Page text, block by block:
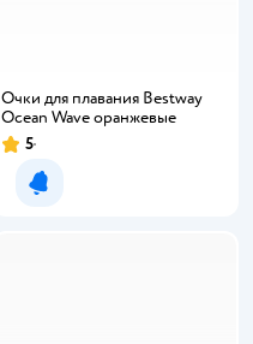
Очки для плавания Bestway
Ocean Wave оранжевые
5
Уведомить о появлении